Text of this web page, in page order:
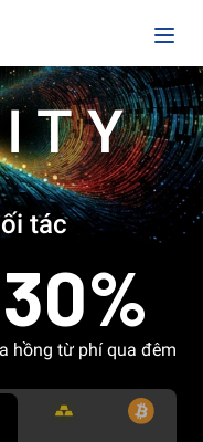
tác
30%
hồng từ phí qua đêm